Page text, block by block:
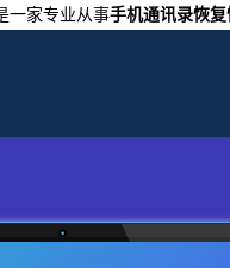
一家专业从事手机通讯录恢